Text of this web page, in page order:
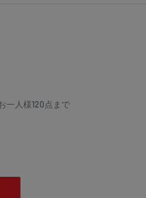
一人様120点まで